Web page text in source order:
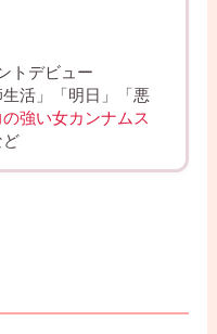
トデビュー
活」「明日」「悪
の強い女カンナムス
ど